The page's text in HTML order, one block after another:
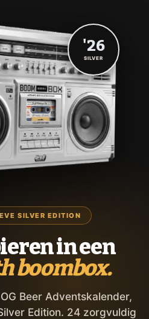
SILVER EDITION
in een
boombox.
Beer Adventskalender,
Edition. 24 zorgvuldig
'26
SILVER